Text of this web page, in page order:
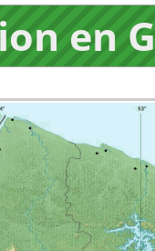
en